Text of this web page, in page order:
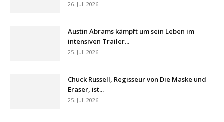
26. Juli 2026
Austin Abrams kämpft um sein Leben im
intensiven Trailer...
25. Juli 2026
Chuck Russell, Regisseur von Die Maske und
Eraser, ist...
25. Juli 2026